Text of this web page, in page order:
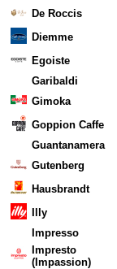
De Roccis
Diemme
Egoiste
Garibaldi
Gimoka
Goppion Caffe
Guantanamera
Gutenberg
Hausbrandt
Illy
Impresso
Impresto
(Impassion)